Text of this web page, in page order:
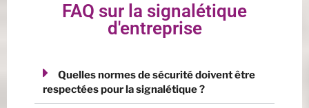
FAQ sur la signalétique
d'entreprise
Quelles normes de sécurité doivent être
respectées pour la signalétique ?